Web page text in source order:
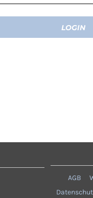
LOGIN
AGB